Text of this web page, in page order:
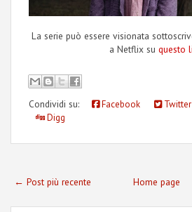
La serie può essere visionata
a Netflix su questo
Condividi su: Facebook Twitter
Digg
← Post più recente Home page